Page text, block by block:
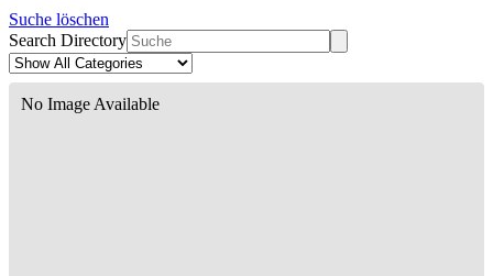
Suche löschen
Search Directory
No Image Available